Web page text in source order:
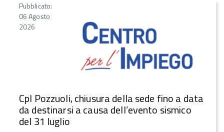
Pubblicato:
06 Agosto
2026
CpI Pozzuoli, chiusura della sede fino a data
da destinarsi a causa dell’evento sismico
del 31 luglio